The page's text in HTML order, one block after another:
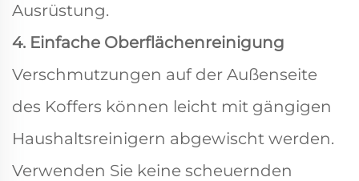
Ausrüstung.
4. Einfache Oberflächenreinigung
Verschmutzungen auf der Außenseite
des Koffers können leicht mit gängigen
Haushaltsreinigern abgewischt werden.
Verwenden Sie keine scheuernden